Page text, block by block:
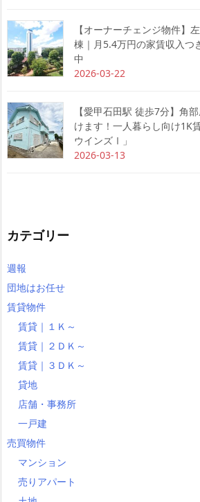
【オーナーチェンジ物件】
棟｜月5.4万円の家賃収入つ
中
2026-03-22
【愛甲石田駅 徒歩7分】角
けます！一人暮らし向け1K
ウインズⅠ」
2026-03-13
カテゴリー
週報
団地はお任せ
賃貸物件
賃貸｜１Ｋ～
賃貸｜２ＤＫ～
賃貸｜３ＤＫ～
貸地
店舗・事務所
一戸建
売買物件
マンション
売りアパート